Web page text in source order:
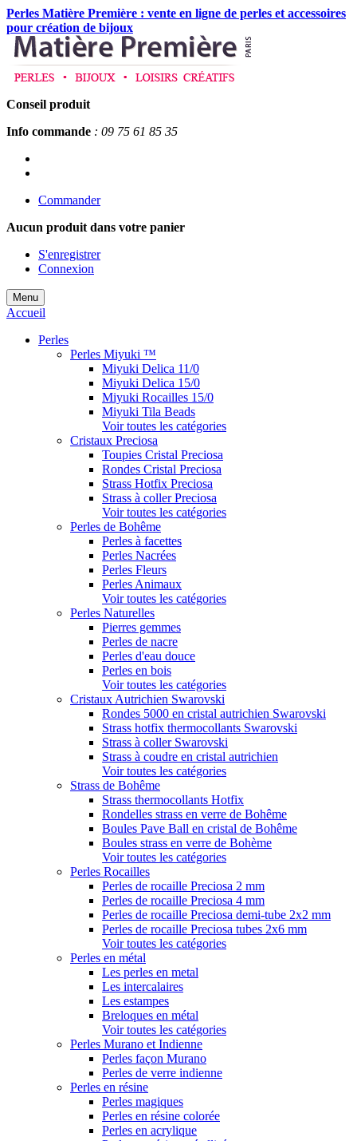
Perles Matière Première : vente en ligne de perles et accessoires
pour création de bijoux
Conseil produit
Info commande : 09 75 61 85 35
Commander
Aucun produit dans votre panier
S'enregistrer
Connexion
Menu
Accueil
Perles
Perles Miyuki ™
Miyuki Delica 11/0
Miyuki Delica 15/0
Miyuki Rocailles 15/0
Miyuki Tila Beads
Voir toutes les catégories
Cristaux Preciosa
Toupies Cristal Preciosa
Rondes Cristal Preciosa
Strass Hotfix Preciosa
Strass à coller Preciosa
Voir toutes les catégories
Perles de Bohême
Perles à facettes
Perles Nacrées
Perles Fleurs
Perles Animaux
Voir toutes les catégories
Perles Naturelles
Pierres gemmes
Perles de nacre
Perles d'eau douce
Perles en bois
Voir toutes les catégories
Cristaux Autrichien Swarovski
Rondes 5000 en cristal autrichien Swarovski
Strass hotfix thermocollants Swarovski
Strass à coller Swarovski
Strass à coudre en cristal autrichien
Voir toutes les catégories
Strass de Bohême
Strass thermocollants Hotfix
Rondelles strass en verre de Bohême
Boules Pave Ball en cristal de Bohême
Boules strass en verre de Bohème
Voir toutes les catégories
Perles Rocailles
Perles de rocaille Preciosa 2 mm
Perles de rocaille Preciosa 4 mm
Perles de rocaille Preciosa demi-tube 2x2 mm
Perles de rocaille Preciosa tubes 2x6 mm
Voir toutes les catégories
Perles en métal
Les perles en metal
Les intercalaires
Les estampes
Breloques en métal
Voir toutes les catégories
Perles Murano et Indienne
Perles façon Murano
Perles de verre indienne
Perles en résine
Perles magiques
Perles en résine colorée
Perles en acrylique